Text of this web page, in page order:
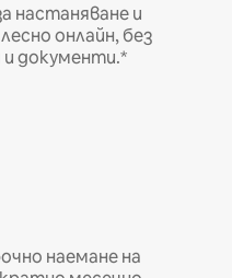
настаняване и
онлайн, без
документи.*
наемане на